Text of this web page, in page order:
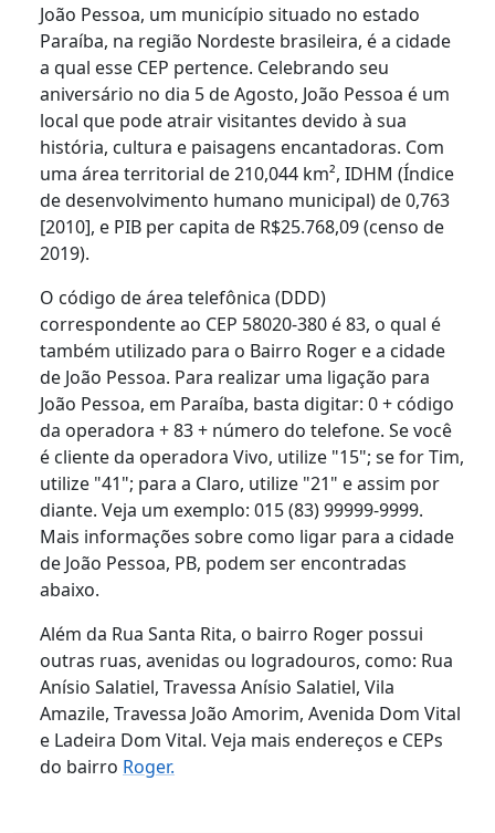
João Pessoa, um município situado no estado
Paraíba, na região Nordeste brasileira, é a cidade
a qual esse CEP pertence. Celebrando seu
aniversário no dia 5 de Agosto, João Pessoa é um
local que pode atrair visitantes devido à sua
história, cultura e paisagens encantadoras. Com
uma área territorial de 210,044 km², IDHM (Índice
de desenvolvimento humano municipal) de 0,763
[2010], e PIB per capita de R$25.768,09 (censo de
2019).
O código de área telefônica (DDD)
correspondente ao CEP 58020-380 é 83, o qual é
também utilizado para o Bairro Roger e a cidade
de João Pessoa. Para realizar uma ligação para
João Pessoa, em Paraíba, basta digitar: 0 + código
da operadora + 83 + número do telefone. Se você
é cliente da operadora Vivo, utilize "15"; se for Tim,
utilize "41"; para a Claro, utilize "21" e assim por
diante. Veja um exemplo: 015 (83) 99999-9999.
Mais informações sobre como ligar para a cidade
de João Pessoa, PB, podem ser encontradas
abaixo.
Além da Rua Santa Rita, o bairro Roger possui
outras ruas, avenidas ou logradouros, como: Rua
Anísio Salatiel, Travessa Anísio Salatiel, Vila
Amazile, Travessa João Amorim, Avenida Dom Vital
e Ladeira Dom Vital. Veja mais endereços e CEPs
do bairro Roger.